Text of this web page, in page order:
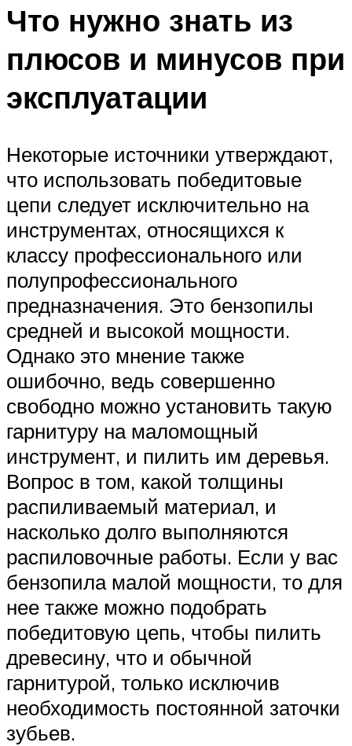
Что нужно знать из
плюсов и минусов при
эксплуатации
Некоторые источники утверждают,
что использовать победитовые
цепи следует исключительно на
инструментах, относящихся к
классу профессионального или
полупрофессионального
предназначения. Это бензопилы
средней и высокой мощности.
Однако это мнение также
ошибочно, ведь совершенно
свободно можно установить такую
гарнитуру на маломощный
инструмент, и пилить им деревья.
Вопрос в том, какой толщины
распиливаемый материал, и
насколько долго выполняются
распиловочные работы. Если у вас
бензопила малой мощности, то для
нее также можно подобрать
победитовую цепь, чтобы пилить
древесину, что и обычной
гарнитурой, только исключив
необходимость постоянной заточки
зубьев.